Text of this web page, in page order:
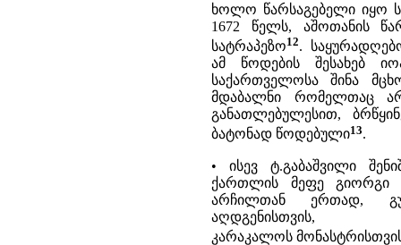
ხოლო წარსაგებელი იყო
1672 წელს, აშოთანის
სატრაპეზო12.
ამ წოდების შესახებ
საქართველოსა შინა
მდაბალნი რომელთაც
განათლებულესით,
ბატონად წოდებული13.
• ისევ ტ.გაბაშვილი
ქართლის მეფე გიორგი
არჩილთან ერთად,
კარაკალოს